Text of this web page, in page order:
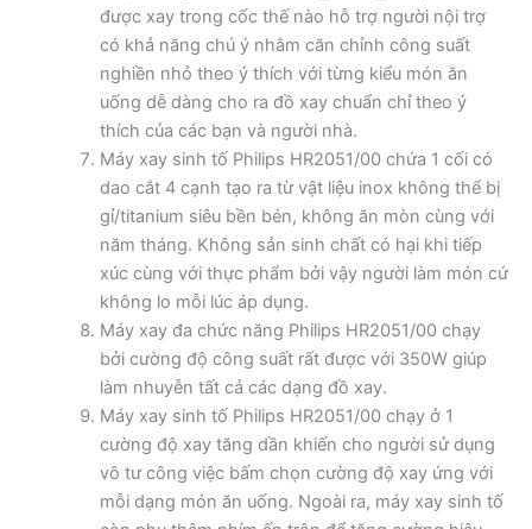
được xay trong cốc thế nào hỗ trợ người nội trợ
có khả năng chú ý nhằm căn chỉnh công suất
nghiền nhỏ theo ý thích với từng kiểu món ăn
uống dễ dàng cho ra đồ xay chuẩn chỉ theo ý
thích của các bạn và người nhà.
Máy xay sinh tố Philips HR2051/00 chứa 1 cối có
dao cắt 4 cạnh tạo ra từ vật liệu inox không thể bị
gỉ/titanium siêu bền bén, không ăn mòn cùng với
năm tháng. Không sản sinh chất có hại khi tiếp
xúc cùng với thực phẩm bởi vậy người làm món cứ
không lo mỗi lúc áp dụng.
Máy xay đa chức năng Philips HR2051/00 chạy
bởi cường độ công suất rất được với 350W giúp
làm nhuyễn tất cả các dạng đồ xay.
Máy xay sinh tố Philips HR2051/00 chạy ở 1
cường độ xay tăng dần khiến cho người sử dụng
vô tư công việc bấm chọn cường độ xay ứng với
mỗi dạng món ăn uống. Ngoài ra, máy xay sinh tố